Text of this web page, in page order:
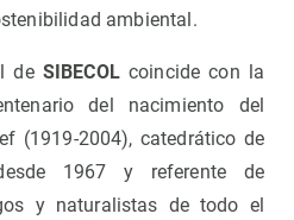
ambiental.
de SIBECOLcoincide con la
del nacimiento del
(1919-2004), catedrático de
1967 y referente de
y naturalistas de todo el